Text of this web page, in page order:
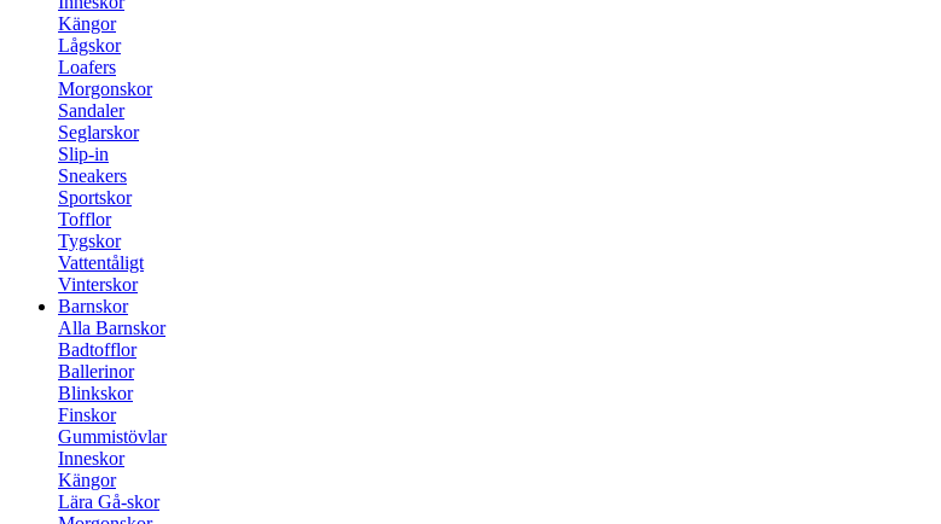
Kängor
Lågskor
Loafers
Morgonskor
Sandaler
Seglarskor
Slip-in
Sneakers
Sportskor
Tofflor
Tygskor
Vattentåligt
Vinterskor
Barnskor
Alla Barnskor
Badtofflor
Ballerinor
Blinkskor
Finskor
Gummistövlar
Inneskor
Kängor
Lära Gå-skor